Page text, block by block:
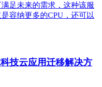
足未来的需求，这种该服
容纳更多的CPU，还可以
技云应用迁移解决方